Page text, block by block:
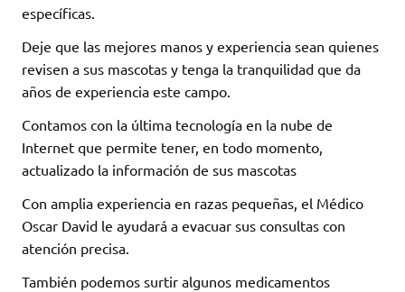
específicas.
Deje que las mejores manos y experiencia sean quienes
revisen a sus mascotas y tenga la tranquilidad que da
años de experiencia este campo.
Contamos con la última tecnología en la nube de
Internet que permite tener, en todo momento,
actualizado la información de sus mascotas
Con amplia experiencia en razas pequeñas, el Médico
Oscar David le ayudará a evacuar sus consultas con
atención precisa.
También podemos surtir algunos medicamentos